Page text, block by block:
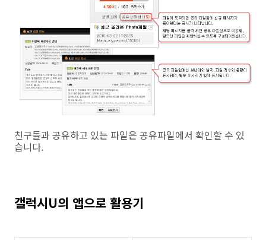
친구들과 공유하고 있는 파일은 공유파일에서 확인할 수 있
습니다.
갤럭시U의 앱으로 활용기